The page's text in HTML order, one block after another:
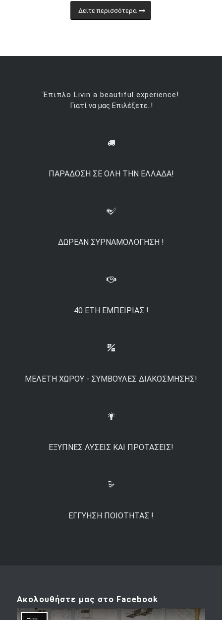
Δείτε περισσότερα
Έπιπλο Livin a beautiful experience!
Γιατί να μας Επιλέξετε..!
ΠΑΡΆΔΟΣΗ ΣΕ ΌΛΗ ΤΗΝ ΕΛΛΆΔΑ!
ΔΩΡΕΆΝ ΣΥΡΝΑΜΟΛΌΓΗΣΗ !
40 ΈΤΗ ΕΜΠΕΙΡΊΑΣ !
ΜΕΛΈΤΗ ΧΏΡΟΥ - ΣΥΜΒΟΥΛΈΣ ΔΙΑΚΌΣΜΗΣΗΣ!
ΈΞΥΠΝΕΣ ΛΎΣΕΙΣ ΚΑΙ ΠΡΟΤΆΣΕΙΣ!
ΕΓΓΎΗΣΗ ΠΟΙΌΤΗΤΑΣ !
Ακολουθήστε μας στο Facebook